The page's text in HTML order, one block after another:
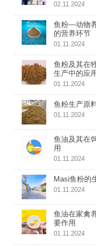
02.11.2024
鱼粉—动物
的营养环节
01.11.2024
鱼粉及其在
生产中的应
01.11.2024
鱼粉生产原
01.11.2024
鱼油及其在
用
01.11.2024
Masi鱼粉的
01.11.2024
鱼油在家禽
要作用
01.11.2024